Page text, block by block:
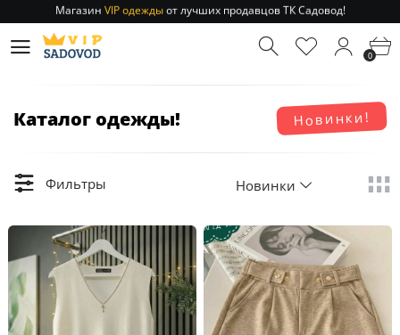
Отправление заказа 1-3 дняпо РФ и МСК!
Магазин
от лучших продавцов ТК Садовод!
0
Новинки!
Каталог одежды!
Фильтры Новинки